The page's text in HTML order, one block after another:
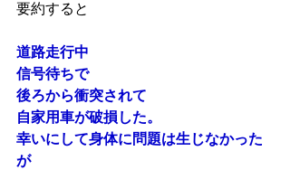
要約すると
道路走行中
信号待ちで
後ろから衝突されて
自家用車が破損した。
幸いにして身体に問題は生じなかった
が